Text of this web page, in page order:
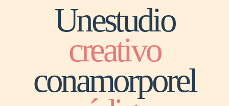
Unestudio
creativo
conamorporel